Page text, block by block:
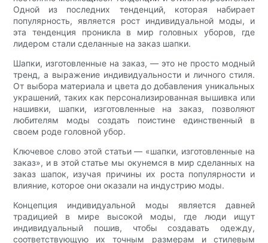
Одной из последних тенденций, которая набирает
популярность, является рост индивидуальной моды, и
эта тенденция проникла в мир головных уборов, где
лидером стали сделанные на заказ шапки.
Шапки, изготовленные на заказ, — это не просто модный
тренд, а выражение индивидуальности и личного стиля.
От выбора материала и цвета до добавления уникальных
украшений, таких как персонализированная вышивка или
нашивки, шапки, изготовленные на заказ, позволяют
любителям моды создать поистине единственный в
своем роде головной убор.
Ключевое слово этой статьи — «шапки, изготовленные на
заказ», и в этой статье мы окунемся в мир сделанных на
заказ шапок, изучая причины их роста популярности и
влияние, которое они оказали на индустрию моды.
Концепция индивидуальной моды является давней
традицией в мире высокой моды, где люди ищут
индивидуальный пошив, чтобы создавать одежду,
соответствующую их точным размерам и стилевым